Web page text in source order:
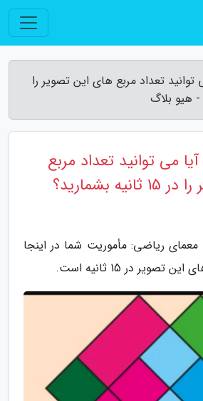
تعداد مربع های این تصویر را
می توانید تعداد مربع
بشمارید؟
معمای ریاضی: مأموریت شما در اینجا
در 15 ثانیه است.